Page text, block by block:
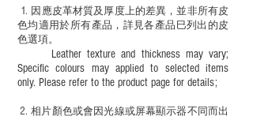
必須由成年人陪同下使用並應小心處理。
1. ​ 因應皮革材質及厚度上的差異，並非所有皮
色均適用於所有產品，詳見各產品巳列出的皮
色選項。
Leather texture and thickness may vary;
Specific colours may applied to selected items
only. Please refer to the product page for details;
​2.相片顏色或會因光線或屏幕顯示器不同而出